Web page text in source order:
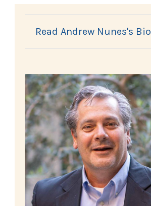
Read Andrew Nunes's Bio